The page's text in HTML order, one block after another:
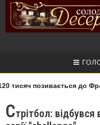
тисяч позивається до
Стрітбол: відбувся